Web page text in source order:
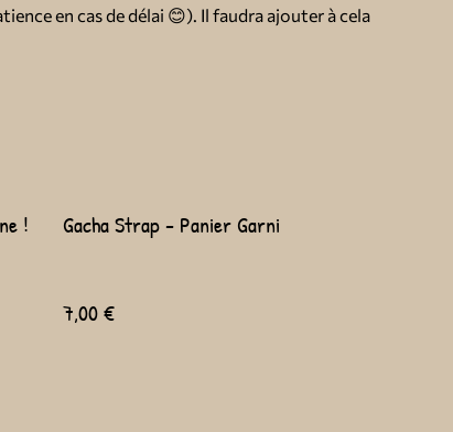
en cas de délai 😊). Il faudra ajouter à cela
! Gacha Strap - Panier Garni
7,00 €